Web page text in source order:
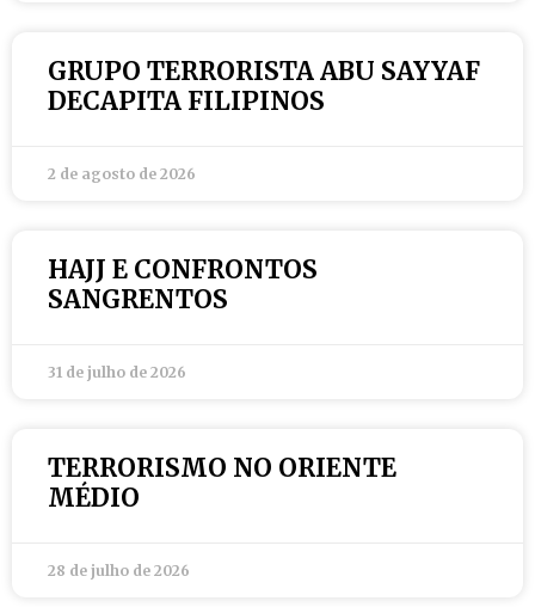
GRUPO TERRORISTA ABU SAYYAF
DECAPITA FILIPINOS
2 de agosto de 2026
HAJJ E CONFRONTOS
SANGRENTOS
31 de julho de 2026
TERRORISMO NO ORIENTE
MÉDIO
28 de julho de 2026